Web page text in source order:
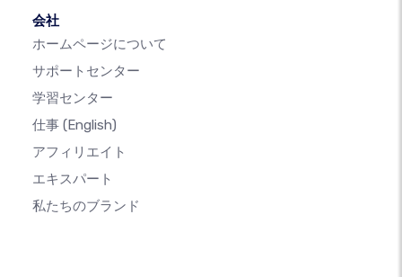
会社
ホームページについて
サポートセンター
学習センター
仕事 (English)
アフィリエイト
エキスパート
私たちのブランド